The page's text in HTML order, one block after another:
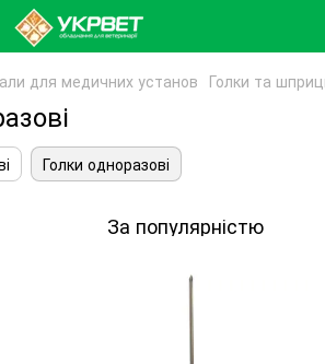
для медичних установ Голки та
Голки одноразові
За популярністю